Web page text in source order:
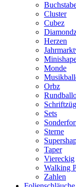
Cluster
Cubez
Herzen
Monde
Orbz
Sets
Sterne
Taper
Viereckig
Walking
Zahlen